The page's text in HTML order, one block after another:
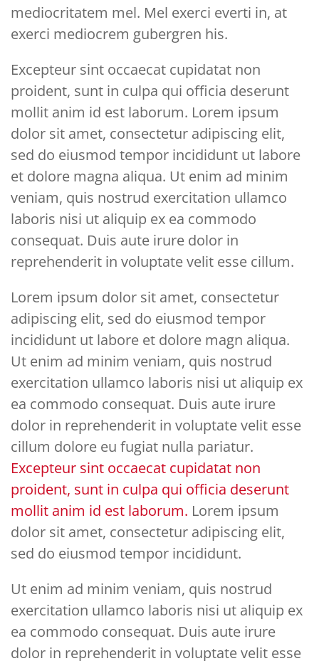
mediocritatem mel. Mel exerci everti in, at
exerci mediocrem gubergren his.
Excepteur sint occaecat cupidatat non
proident, sunt in culpa qui officia deserunt
mollit anim id est laborum. Lorem ipsum
dolor sit amet, consectetur adipiscing elit,
sed do eiusmod tempor incididunt ut labore
et dolore magna aliqua. Ut enim ad minim
veniam, quis nostrud exercitation ullamco
laboris nisi ut aliquip ex ea commodo
consequat. Duis aute irure dolor in
reprehenderit in voluptate velit esse cillum.
Lorem ipsum dolor sit amet, consectetur
adipiscing elit, sed do eiusmod tempor
incididunt ut labore et dolore magn aliqua.
Ut enim ad minim veniam, quis nostrud
exercitation ullamco laboris nisi ut aliquip ex
ea commodo consequat. Duis aute irure
dolor in reprehenderit in voluptate velit esse
cillum dolore eu fugiat nulla pariatur.
Excepteur sint occaecat cupidatat non
proident, sunt in culpa qui officia deserunt
mollit anim id est laborum. Lorem ipsum
dolor sit amet, consectetur adipiscing elit,
sed do eiusmod tempor incididunt.
Ut enim ad minim veniam, quis nostrud
exercitation ullamco laboris nisi ut aliquip ex
ea commodo consequat. Duis aute irure
dolor in reprehenderit in voluptate velit esse